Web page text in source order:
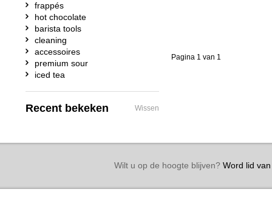
Pagina 1 van 1
frappés
hot chocolate
barista tools
cleaning
accessoires
premium sour
iced tea
Recent bekeken Wissen
Wilt u op de hoogte blijven?Word lid van